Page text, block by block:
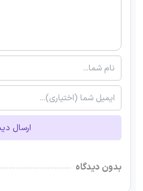
ارسال
بدون دیدگاه